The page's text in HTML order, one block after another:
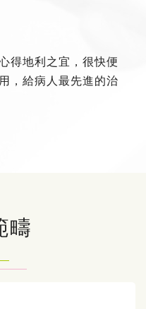
得地利之宜，很快便
，給病人最先進的治
疇